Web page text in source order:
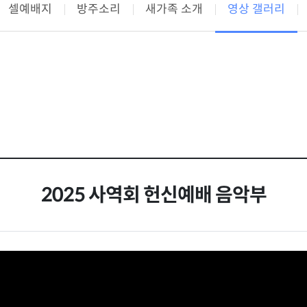
셀예배지 방주소리 새가족 소개 영상 갤러리
2025 사역회 헌신예배 음악부